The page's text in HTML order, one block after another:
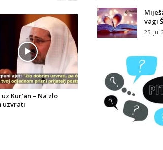
Kur’an – Na zlo
uzvrati
vagi
25. jul